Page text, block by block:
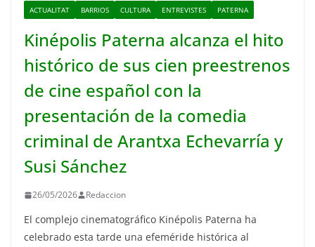
ACTUALITAT BARRIOS CULTURA ENTREVISTES PATERNA
Kinépolis Paterna alcanza el hito
histórico de sus cien preestrenos
de cine español con la
presentación de la comedia
criminal de Arantxa Echevarría y
Susi Sánchez
26/05/2026 Redaccion
El complejo cinematográfico Kinépolis Paterna ha
celebrado esta tarde una efeméride histórica al